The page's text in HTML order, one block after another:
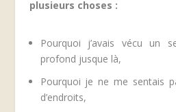
plusieurs choses :
Pourquoi j’avais vécu un
profond jusque là,
Pourquoi je ne me sentais
d’endroits,